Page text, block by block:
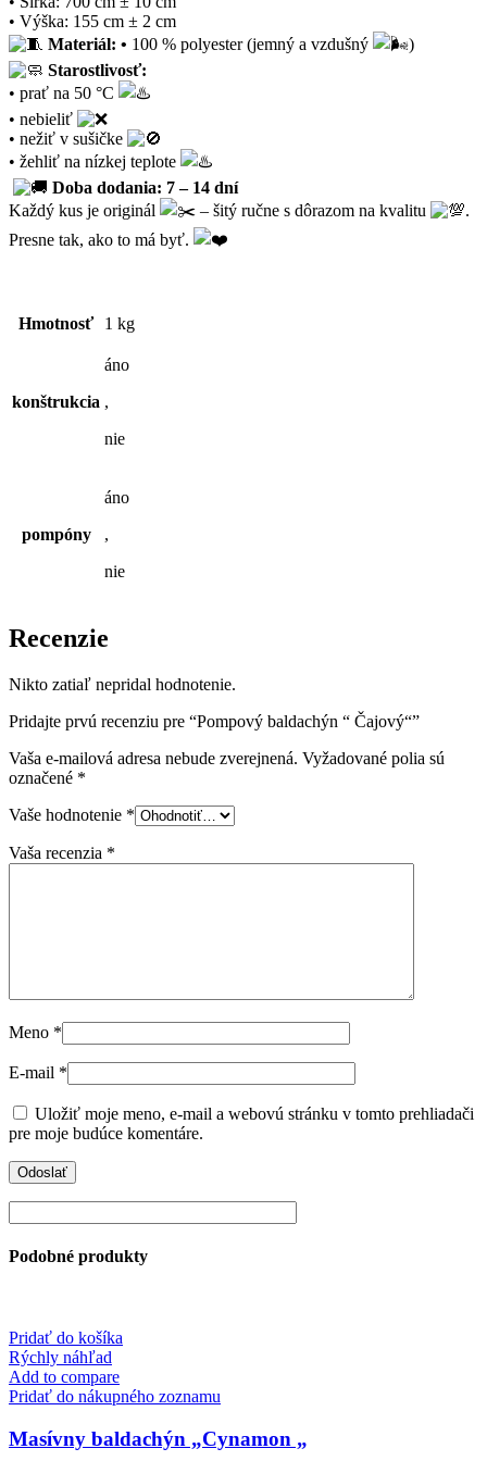
• Výška: 155 cm ± 2 cm
Materiál: • 100 % polyester (jemný a vzdušný
)
Starostlivosť:
• prať na 50 °C
• nebieliť
• nežiť v sušičke
• žehliť na nízkej teplote
Doba dodania: 7 – 14 dní
Každý kus je originál
– šitý ručne s dôrazom na kvalitu
.
Presne tak, ako to má byť.
Hmotnosť 1 kg
konštrukcia
áno
,
nie
pompóny
áno
,
nie
Recenzie
Nikto zatiaľ nepridal hodnotenie.
Pridajte prvú recenziu pre “Pompový baldachýn “ Čajový“”
Vaša e-mailová adresa nebude zverejnená. Vyžadované polia sú
označené *
Vaše hodnotenie *
Vaša recenzia *
Meno *
E-mail *
Uložiť moje meno, e-mail a webovú stránku v tomto prehliadači
pre moje budúce komentáre.
Podobné produkty
Pridať do košíka
Rýchly náhľad
Add to compare
Pridať do nákupného zoznamu
Masívny baldachýn „Cynamon „